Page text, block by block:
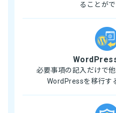
ることがで
必要事項の記入だけで
WordPressを移行す